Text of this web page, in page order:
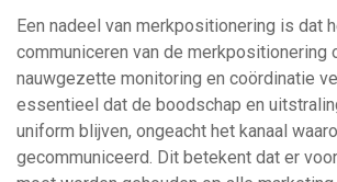
Een nadeel van merkpositionering is dat
communiceren van de merkpositionering
nauwgezette monitoring en coördinatie
essentieel dat de boodschap en
uniform blijven, ongeacht het kanaal
gecommuniceerd. Dit betekent dat er